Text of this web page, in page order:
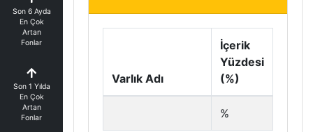
Son 6 Ayda
En Çok
Artan
Fonlar
Son 1 Yılda
En Çok
Artan
Fonlar
Varlık Adı
İçerik
Yüzdesi
(%)
%